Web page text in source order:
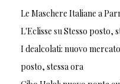
Le Maschere Italiane a
L'Eclisse su Stesso posto,
I dealcolati: nuovo
posto, stessa ora